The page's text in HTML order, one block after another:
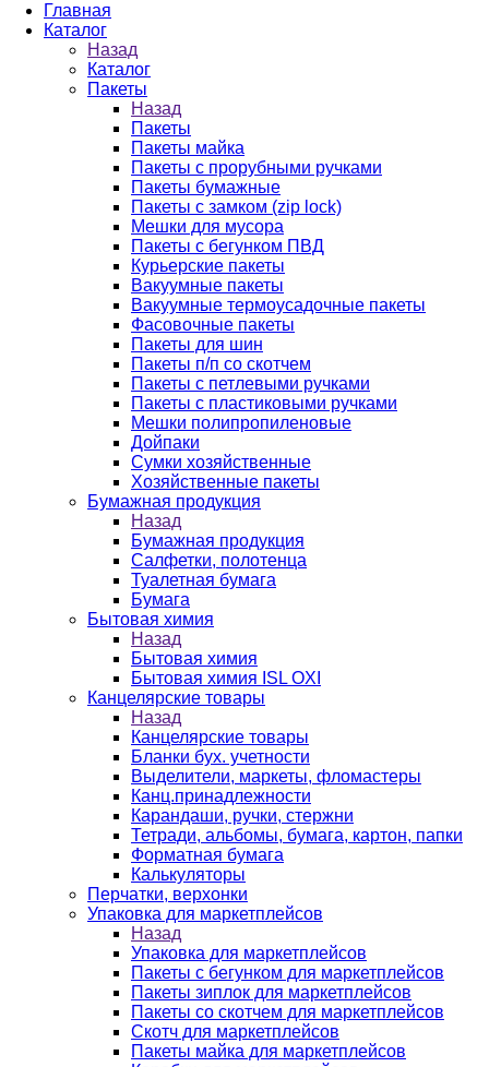
Главная
Каталог
Назад
Каталог
Пакеты
Назад
Пакеты
Пакеты майка
Пакеты с прорубными ручками
Пакеты бумажные
Пакеты с замком (zip lock)
Мешки для мусора
Пакеты с бегунком ПВД
Курьерские пакеты
Вакуумные пакеты
Вакуумные термоусадочные пакеты
Фасовочные пакеты
Пакеты для шин
Пакеты п/п со скотчем
Пакеты с петлевыми ручками
Пакеты с пластиковыми ручками
Мешки полипропиленовые
Дойпаки
Сумки хозяйственные
Хозяйственные пакеты
Бумажная продукция
Назад
Бумажная продукция
Салфетки, полотенца
Туалетная бумага
Бумага
Бытовая химия
Назад
Бытовая химия
Бытовая химия ISL OXI
Канцелярские товары
Назад
Канцелярские товары
Бланки бух. учетности
Выделители, маркеты, фломастеры
Канц.принадлежности
Карандаши, ручки, стержни
Тетради, альбомы, бумага, картон, папки
Форматная бумага
Калькуляторы
Перчатки, верхонки
Упаковка для маркетплейсов
Назад
Упаковка для маркетплейсов
Пакеты с бегунком для маркетплейсов
Пакеты зиплок для маркетплейсов
Пакеты со скотчем для маркетплейсов
Скотч для маркетплейсов
Пакеты майка для маркетплейсов